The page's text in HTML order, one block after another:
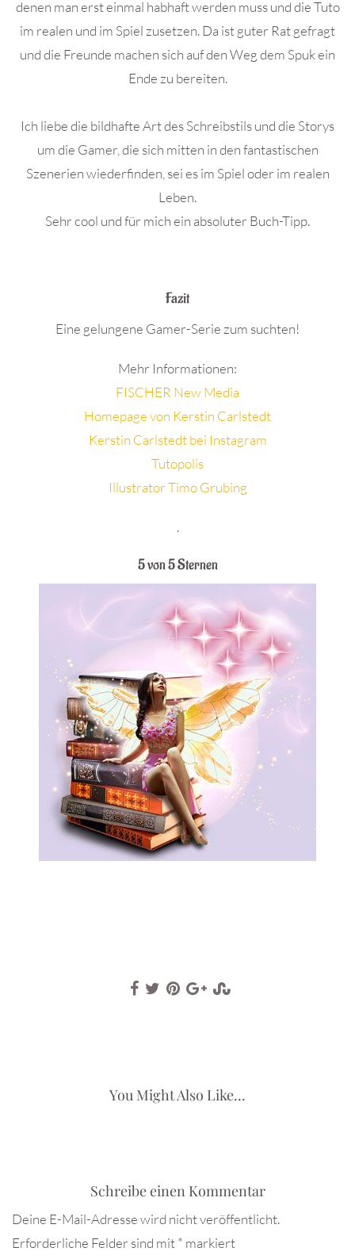
denen man erst einmal habhaft werden muss und die Tuto
im realen und im Spiel zusetzen. Da ist guter Rat gefragt
und die Freunde machen sich auf den Weg dem Spuk ein
Ende zu bereiten.
Ich liebe die bildhafte Art des Schreibstils und die Storys
um die Gamer, die sich mitten in den fantastischen
Szenerien wiederfinden, sei es im Spiel oder im realen
Leben.
Sehr cool und für mich ein absoluter Buch-Tipp.
Fazit
Eine gelungene Gamer-Serie zum suchten!
Mehr Informationen:
FISCHER New Media
Homepage von Kerstin Carlstedt
Kerstin Carlstedt bei Instagram
Tutopolis
Illustrator Timo Grubing
.
5 von 5 Sternen
You Might Also Like...
Schreibe einen Kommentar
Deine E-Mail-Adresse wird nicht veröffentlicht.
Erforderliche Felder sind mit* markiert